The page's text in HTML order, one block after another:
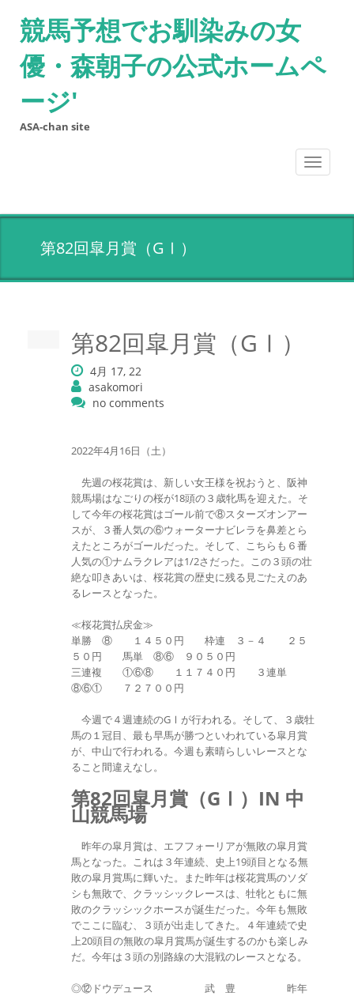
競馬予想でお馴染みの女
優・森朝子の公式ホームペ
ージ'
ASA-chan site
Toggle
第82回皐月賞（GⅠ）
第82回皐月賞（GⅠ）
4月 17, 22
asakomori
no comments
2022年4月16日（土）
先週の桜花賞は、新しい女王様を祝おうと、阪神
競馬場はなごりの桜が18頭の３歳牝馬を迎えた。そ
して今年の桜花賞はゴール前で⑧スターズオンアー
スが、３番人気の⑥ウォーターナビレラを鼻差とら
えたところがゴールだった。そして、こちらも６番
人気の①ナムラクレアは1/2さだった。この３頭の壮
絶な叩きあいは、桜花賞の歴史に残る見ごたえのあ
るレースとなった。
≪桜花賞払戻金≫
単勝 ⑧ １４５０円 枠連 ３－４ ２５
５０円 馬単 ⑧⑥ ９０５０円
三連複 ①⑥⑧ １１７４０円 ３連単
⑧⑥① ７２７００円
今週で４週連続のGⅠが行われる。そして、３歳牡
馬の１冠目、最も早馬が勝つといわれている皐月賞
が、中山で行われる。今週も素晴らしいレースとな
ること間違えなし。
第82回皐月賞（GⅠ）IN 中
山競馬場
昨年の皐月賞は、エフフォーリアが無敗の皐月賞
馬となった。これは３年連続、史上19頭目となる無
敗の皐月賞馬に輝いた。また昨年は桜花賞馬のソダ
シも無敗で、クラッシックレースは、牡牝ともに無
敗のクラッシックホースが誕生だった。今年も無敗
でここに臨む、３頭が出走してきた。４年連続で史
上20頭目の無敗の皐月賞馬が誕生するのかも楽しみ
だ。今年は３頭の別路線の大混戦のレースとなる。
◎⑫ドウデュース 武 豊 昨年